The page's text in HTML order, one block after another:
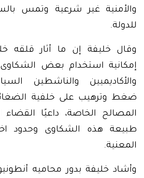
والأمنية غير شرعية وتمس
للدولة.
وقال خليفة إن ما أثار قلقه
إمكانية استخدام بعض
والأكاديميين والناشطين
ضغط وترهيب على خلفية
المصالح الخاصة، داعيًا
طبيعة هذه الشكاوى وحدود
المعنية.
وأشاد خليفة بدور محاميه